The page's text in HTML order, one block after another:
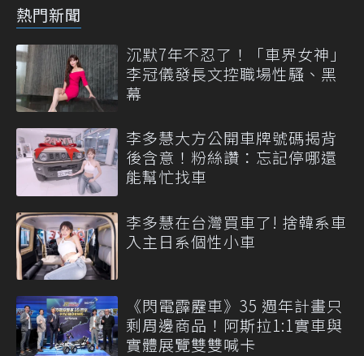
熱門新聞
沉默7年不忍了！「車界女神」
李冠儀發長文控職場性騷、黑
幕
李多慧大方公開車牌號碼揭背
後含意！粉絲讚：忘記停哪還
能幫忙找車
李多慧在台灣買車了! 捨韓系車
入主日系個性小車
《閃電霹靂車》35 週年計畫只
剩周邊商品！阿斯拉1:1實車與
實體展覽雙雙喊卡